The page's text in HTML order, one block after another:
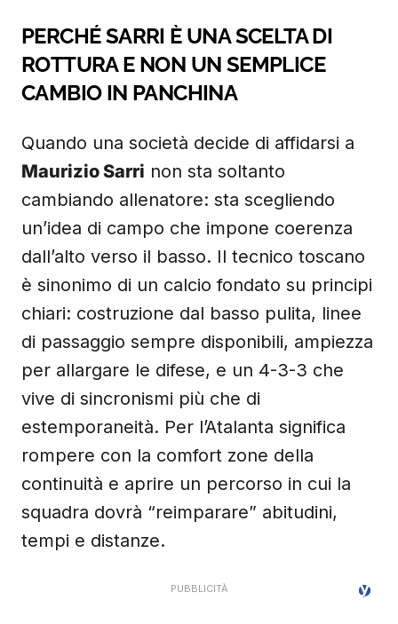
PERCHÉ SARRI È UNA SCELTA DI
ROTTURA E NON UN SEMPLICE
CAMBIO IN PANCHINA
Quando una società decide di affidarsi a
Maurizio Sarri non sta soltanto
cambiando allenatore: sta scegliendo
un’idea di campo che impone coerenza
dall’alto verso il basso. Il tecnico toscano
è sinonimo di un calcio fondato su principi
chiari: costruzione dal basso pulita, linee
di passaggio sempre disponibili, ampiezza
per allargare le difese, e un 4-3-3 che
vive di sincronismi più che di
estemporaneità. Per l’Atalanta significa
rompere con la comfort zone della
continuità e aprire un percorso in cui la
squadra dovrà “reimparare” abitudini,
tempi e distanze.